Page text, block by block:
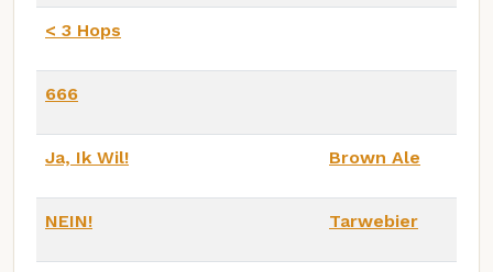
< 3 Hops
666
Ja, Ik Wil! Brown Ale
NEIN! Tarwebier